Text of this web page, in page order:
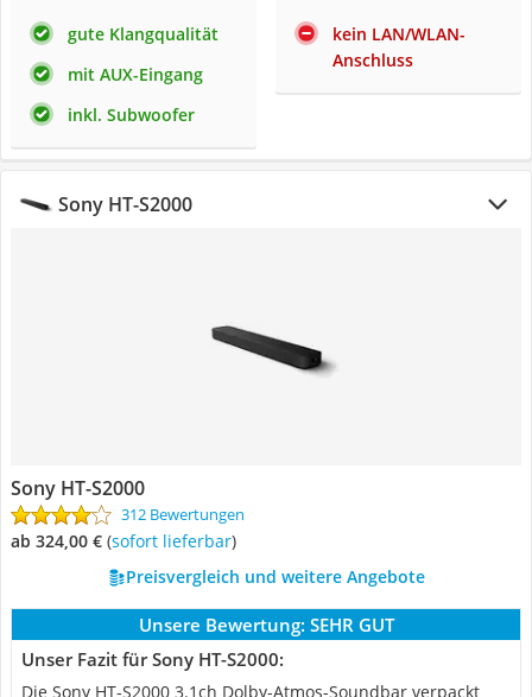
gute Klangqualität
mit AUX-Eingang
inkl. Subwoofer
kein LAN/WLAN-
Anschluss
Sony HT-S2000
Sony HT-S2000
312 Bewertungen
ab 324,00 € ( Sofort lieferbar)
Preisvergleich und weitere Angebote
Unsere Bewertung: SEHR GUT
Unser Fazit für Sony HT-S2000:
Die Sony HT-S2000 3.1ch Dolby-Atmos-Soundbar verpackt